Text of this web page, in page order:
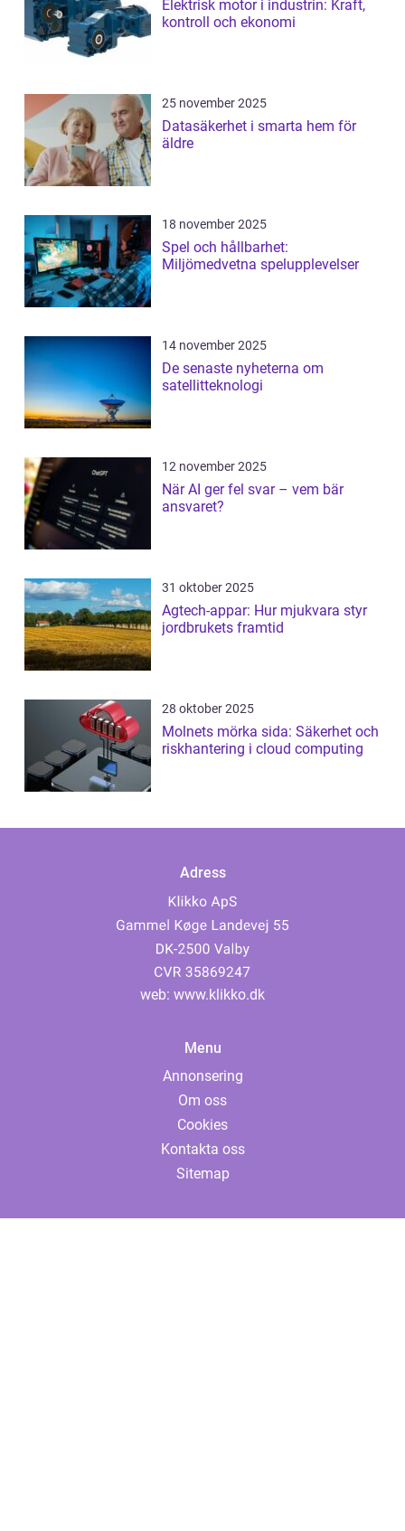
Elektrisk motor i industrin: Kraft,
kontroll och ekonomi
25 november 2025
Datasäkerhet i smarta hem för
äldre
18 november 2025
Spel och hållbarhet:
Miljömedvetna spelupplevelser
14 november 2025
De senaste nyheterna om
satellitteknologi
12 november 2025
När AI ger fel svar – vem bär
ansvaret?
31 oktober 2025
Agtech-appar: Hur mjukvara styr
jordbrukets framtid
28 oktober 2025
Molnets mörka sida: Säkerhet och
riskhantering i cloud computing
Adress
web: www.klikko.dk
Menu
Annonsering
Om oss
Cookies
Kontakta oss
Sitemap